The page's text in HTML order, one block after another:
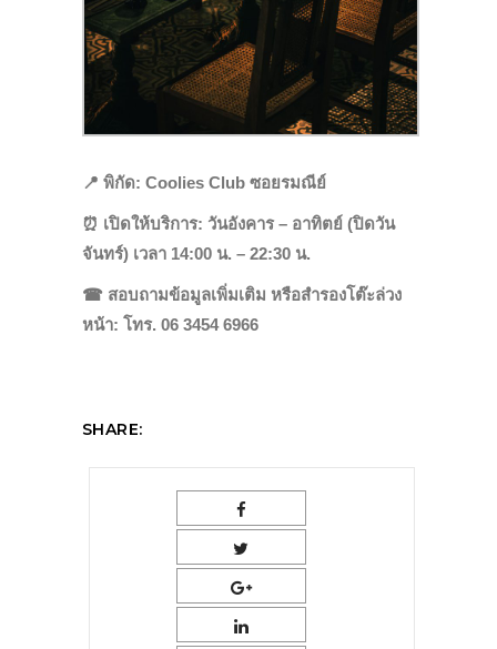
📍 พิกัด: Coolies Club ซอยรมณีย์
⏰ เปิดให้บริการ: วันอังคาร – อาทิตย์ (ปิดวัน
จันทร์) เวลา 14:00 น. – 22:30 น.
☎ สอบถามข้อมูลเพิ่มเติม หรือสำรองโต๊ะล่วง
หน้า: โทร. 06 3454 6966
SHARE: